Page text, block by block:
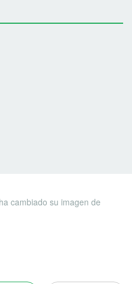
ha cambiado su imagen de